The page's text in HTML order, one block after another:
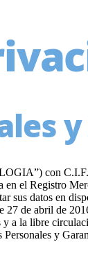
con
el Registro
sus datos en
de abril de
a la libre
y